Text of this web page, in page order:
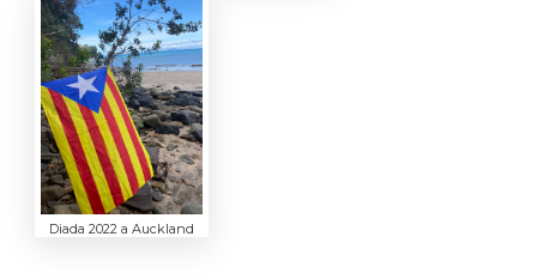
Diada 2022 a Auckland